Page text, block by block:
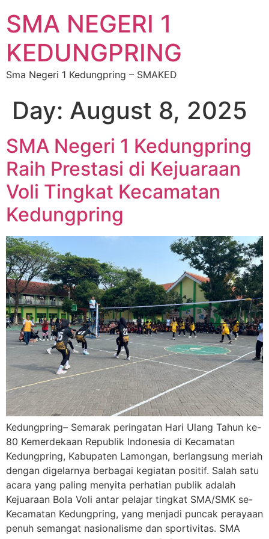
SMA NEGERI 1
KEDUNGPRING
Sma Negeri 1 Kedungpring – SMAKED
Day: August 8, 2025
SMA Negeri 1 Kedungpring
Raih Prestasi di Kejuaraan
Voli Tingkat Kecamatan
Kedungpring
Kedungpring– Semarak peringatan Hari Ulang Tahun ke-
80 Kemerdekaan Republik Indonesia di Kecamatan
Kedungpring, Kabupaten Lamongan, berlangsung meriah
dengan digelarnya berbagai kegiatan positif. Salah satu
acara yang paling menyita perhatian publik adalah
Kejuaraan Bola Voli antar pelajar tingkat SMA/SMK se-
Kecamatan Kedungpring, yang menjadi puncak perayaan
penuh semangat nasionalisme dan sportivitas. SMA